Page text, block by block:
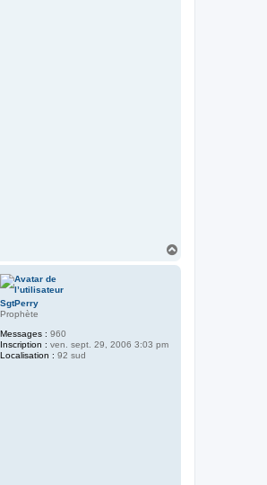
SgtPerry
Prophète
Messages : 960
Inscription : ven. sept. 29, 2006 3:03 pm
Localisation : 92 sud